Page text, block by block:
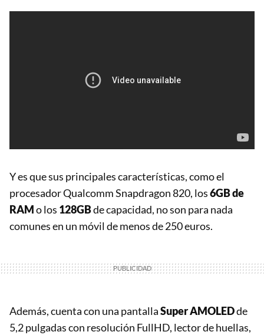
Y es que sus principales características, como el
procesador Qualcomm Snapdragon 820, los6GB de
RAMo los 128GBde capacidad, no son para nada
comunes en un móvil de menos de 250 euros.
Además, cuenta con una pantallaSuper AMOLEDde
5,2 pulgadas con resolución FullHD, lector de huellas,